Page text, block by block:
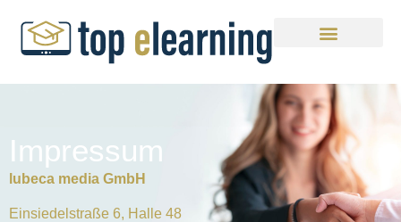
Impressum
lubeca media GmbH
Einsiedelstraße 6, Halle 48